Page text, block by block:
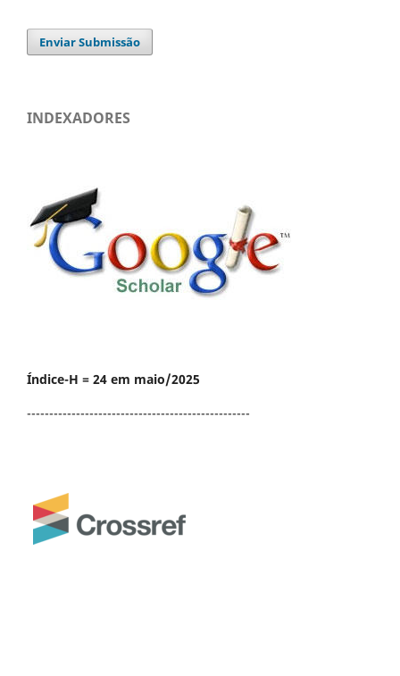
Enviar Submissão
INDEXADORES
Índice-H = 24 em maio/2025
--------------------------------------------------